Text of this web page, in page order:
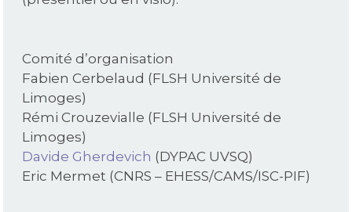
Comité d’organisation
Fabien Cerbelaud (FLSH Université de
Limoges)
Rémi Crouzevialle (FLSH Université de
Limoges)
Davide Gherdevich (DYPAC UVSQ)
Eric Mermet (CNRS – EHESS/CAMS/ISC-PIF)